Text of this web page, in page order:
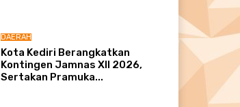
DAERAH
Kota Kediri Berangkatkan
Kontingen Jamnas XII 2026,
Sertakan Pramuka...